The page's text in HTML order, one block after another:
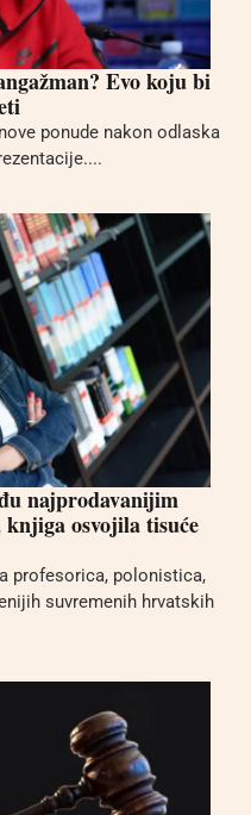
Evo koju bi
ponude nakon odlaska
najprodavanijim
osvojila tisuće
profesorica, polonistica,
suvremenih hrvatskih